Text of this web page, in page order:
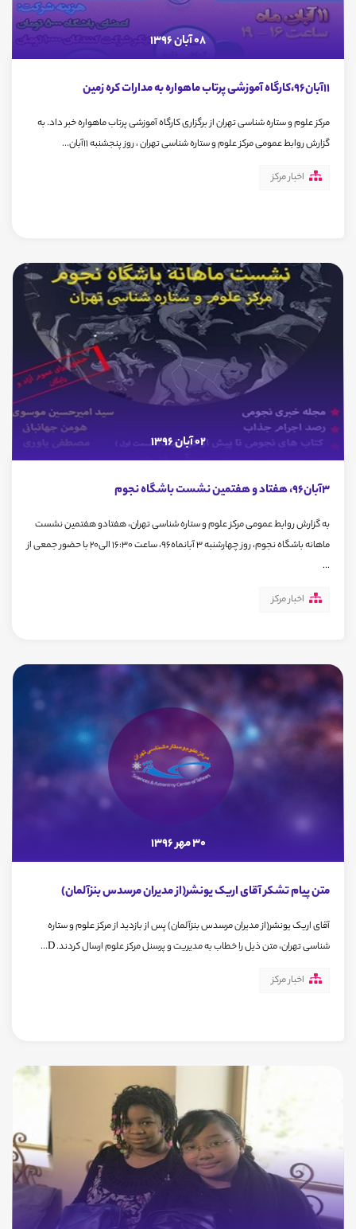
08 آبان 1396
11آبان96،کارگاه آموزشی پرتاب ماهواره به مدارات کره زمین
مرکز علوم و ستاره شناسی تهران از برگزاری کارگاه آموزشی پرتاب ماهواره خبر داد. به
گزارش روابط عمومی مرکز علوم و ستاره شناسی تهران ، روز پنجشنبه 11آبان...
اخبار مرکز
02 آبان 1396
3آبان96، هفتاد و هفتمین نشست باشگاه نجوم
به گزارش روابط عمومی مرکز علوم و ستاره شناسی تهران، هفتادو هفتمین نشست
ماهانه باشگاه نجوم، روز چهارشنبه 3 آبانماه96، ساعت 16:30 الی20 با حضور جمعی از
...
اخبار مرکز
30 مهر 1396
متن پیام تشکر آقای اریک یونشر(از مدیران مرسدس بنزآلمان)
آقای اریک یونشر(از مدیران مرسدس بنزآلمان) پس از بازدید از مرکز علوم و ستاره
شناسی تهران، متن ذیل را خطاب به مدیریت و پرسنل مرکز علوم ارسال کردند. D...
اخبار مرکز